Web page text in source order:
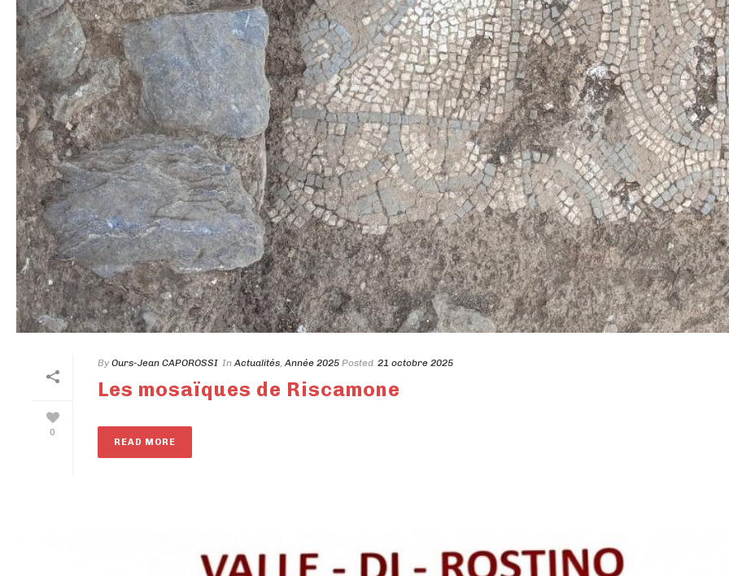
0
ByOurs-Jean CAPOROSSI InActualités,Année 2025 Posted 21 octobre 2025
Les mosaïques de Riscamone
READ MORE